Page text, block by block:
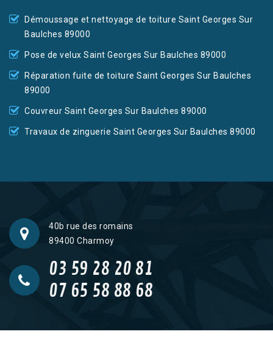
Démoussage et nettoyage de toiture Saint Georges Sur
Baulches 89000
Pose de velux Saint Georges Sur Baulches 89000
Réparation fuite de toiture Saint Georges Sur Baulches
89000
Couvreur Saint Georges Sur Baulches 89000
Travaux de zinguerie Saint Georges Sur Baulches 89000
40b rue des romains
89400 Charmoy
03 59 28 20 81
07 65 58 88 68